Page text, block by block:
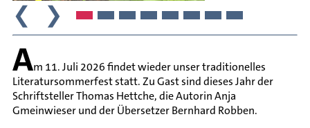
❮ ❯
Am 11. Juli 2026 findet wieder unser traditionelles
Literatursommerfest statt. Zu Gast sind dieses Jahr der
Schriftsteller Thomas Hettche, die Autorin Anja
Gmeinwieser und der Übersetzer Bernhard Robben.